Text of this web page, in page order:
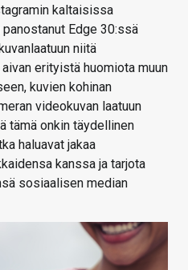
kaltaisissa
Edge 30:ssä
niitä
erityistä huomiota muun
kuvien kohinan
videokuvan laatuun
tämä onkin täydellinen
haluavat jakaa
kanssa ja tarjota
sosiaalisen median